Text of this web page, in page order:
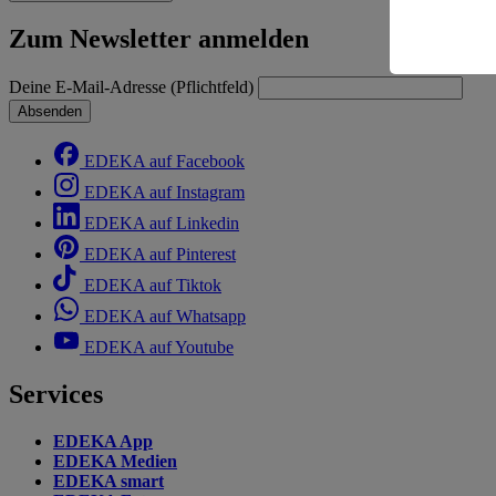
Zum Newsletter anmelden
Deine E-Mail-Adresse (Pflichtfeld)
Absenden
EDEKA auf Facebook
EDEKA auf Instagram
EDEKA auf Linkedin
EDEKA auf Pinterest
EDEKA auf Tiktok
EDEKA auf Whatsapp
EDEKA auf Youtube
Services
EDEKA App
EDEKA Medien
EDEKA smart